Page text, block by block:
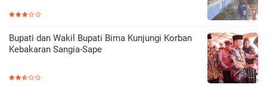
Bupati dan Wakil Bupati Bima Kunjungi Korban
Kebakaran Sangia-Sape